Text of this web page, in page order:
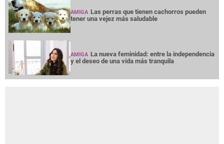
AMIGA Las perras que tienen cachorros pueden
tener una vejez más saludable
AMIGA La nueva feminidad: entre la independencia
y el deseo de una vida más tranquila